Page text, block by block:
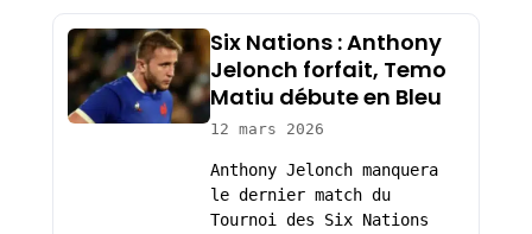
Six Nations : Anthony
Jelonch forfait, Temo
Matiu débute en Bleu
12 mars 2026
Anthony Jelonch manquera
le dernier match du
Tournoi des Six Nations